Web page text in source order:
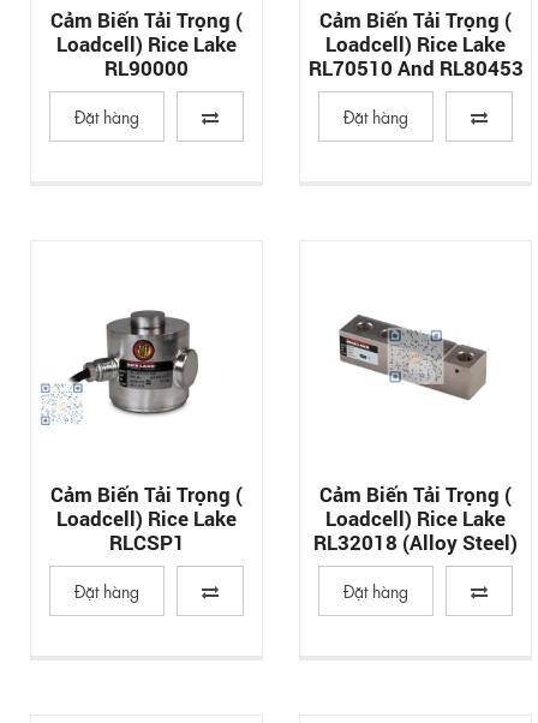
Cảm Biến Tải Trọng (
Loadcell) Rice Lake
RL90000
Đặt hàng
Cảm Biến Tải Trọng (
Loadcell) Rice Lake
RL70510 And RL80453
Đặt hàng
Cảm Biến Tải Trọng (
Loadcell) Rice Lake
RLCSP1
Đặt hàng
Cảm Biến Tải Trọng (
Loadcell) Rice Lake
RL32018 (Alloy Steel)
Đặt hàng